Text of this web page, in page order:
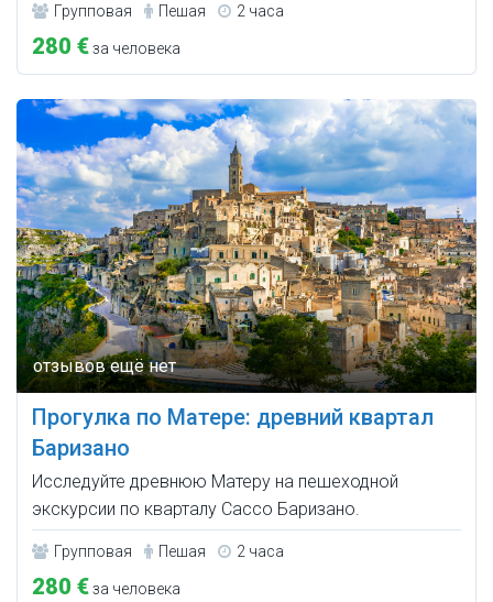
Групповая Пешая 2 часа
280 €за человека
Прогулка по Матере: древний квартал
Баризано
Исследуйте древнюю Матеру на пешеходной
экскурсии по кварталу Сассо Баризано.
Групповая Пешая 2 часа
280 €за человека